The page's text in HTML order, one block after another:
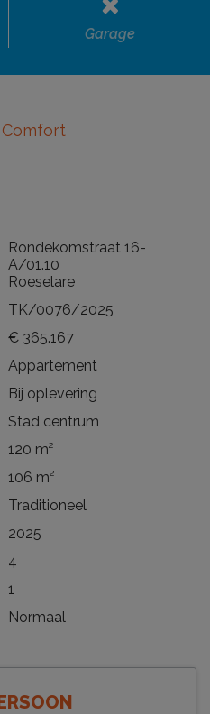
Garage
Comfort
Rondekomstraat 16-
A/01.10
Roeselare
TK/0076/2025
€ 365.167
Appartement
Bij oplevering
Stad centrum
120 m²
106 m²
Traditioneel
2025
4
1
Normaal